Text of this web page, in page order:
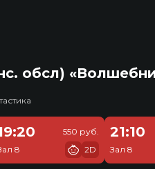
обсл)
8
550 руб.
2D
21:10
Зал 8